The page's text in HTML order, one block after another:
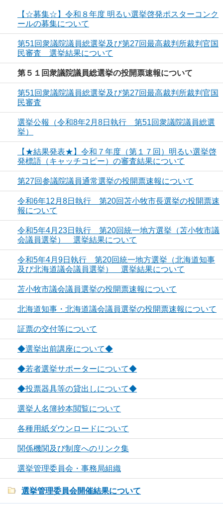
【☆募集☆】令和８年度 明るい選挙啓発ポスターコンク
ールの募集について
第51回衆議院議員総選挙及び第27回最高裁判所裁判官国
民審査 選挙結果について
第５１回衆議院議員総選挙の投開票速報について
第51回衆議院議員総選挙及び第27回最高裁判所裁判官国
民審査
選挙公報（令和8年2月8日執行 第51回衆議院議員総選
挙）
【★結果発表★】令和７年度（第１７回）明るい選挙啓
発標語（キャッチコピー）の審査結果について
第27回参議院議員通常選挙の投開票速報について
令和6年12月8日執行 第20回苫小牧市長選挙の投開票速
報について
令和5年4月23日執行 第20回統一地方選挙（苫小牧市議
会議員選挙） 選挙結果について
令和5年4月9日執行 第20回統一地方選挙（北海道知事
及び北海道議会議員選挙） 選挙結果について
苫小牧市議会議員選挙の投開票速報について
北海道知事・北海道議会議員選挙の投開票速報について
証票の交付等について
◆選挙出前講座について◆
◆若者選挙サポーターについて◆
◆投票器具等の貸出しについて◆
選挙人名簿抄本閲覧について
各種用紙ダウンロードについて
関係機関及び制度へのリンク集
選挙管理委員会・事務局組織
選挙管理委員会開催結果について